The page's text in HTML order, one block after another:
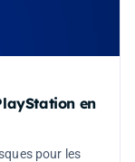
en
pour les